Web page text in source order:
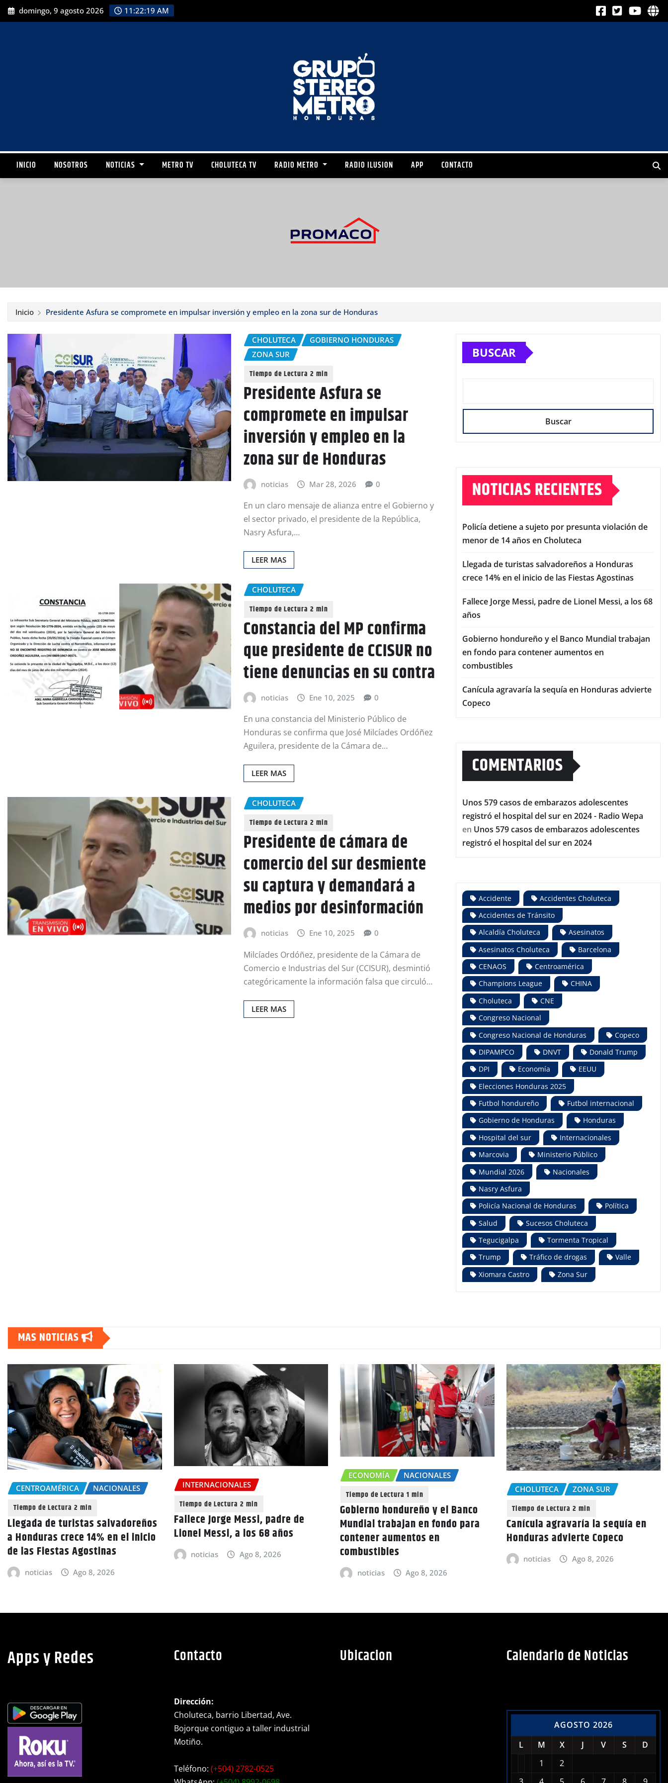
domingo, 9 agosto 2026 11:22:20 AM
INICIO NOSOTROS NOTICIAS METRO TV CHOLUTECA TV RADIO METRO RADIO ILUSION APP CONTACTO
Inicio Presidente Asfura se compromete en impulsar inversión y empleo en la zona sur de Honduras
CHOLUTECA
GOBIERNO HONDURAS
ZONA SUR
Presidente Asfura se
compromete en impulsar
inversión y empleo en la
zona sur de Honduras
noticias Mar 28, 2026 0
En un claro mensaje de alianza entre el Gobierno y
el sector privado, el presidente de la República,
Nasry Asfura,…
LEER MAS
CHOLUTECA
Constancia del MP confirma
que presidente de CCISUR no
tiene denuncias en su contra
noticias Ene 10, 2025 0
En una constancia del Ministerio Público de
Honduras se confirma que José Milcíades Ordóñez
Aguilera, presidente de la Cámara de…
LEER MAS
CHOLUTECA
Presidente de cámara de
comercio del sur desmiente
su captura y demandará a
medios por desinformación
noticias Ene 10, 2025 0
Milcíades Ordóñez, presidente de la Cámara de
Comercio e Industrias del Sur (CCISUR), desmintió
categóricamente la información falsa que circuló…
LEER MAS
BUSCAR
Buscar
NOTICIAS RECIENTES
Policía detiene a sujeto por presunta violación de
menor de 14 años en Choluteca
Llegada de turistas salvadoreños a Honduras
crece 14% en el inicio de las Fiestas Agostinas
Fallece Jorge Messi, padre de Lionel Messi, a los 68
años
Gobierno hondureño y el Banco Mundial trabajan
en fondo para contener aumentos en
combustibles
Canícula agravaría la sequía en Honduras advierte
Copeco
COMENTARIOS
Unos 579 casos de embarazos adolescentes
registró el hospital del sur en 2024 - Radio Wepa
en Unos 579 casos de embarazos adolescentes
registró el hospital del sur en 2024
Accidente
Accidentes Choluteca
Accidentes de Tránsito
Alcaldía Choluteca
Asesinatos
Asesinatos Choluteca
Barcelona
CENAOS
Centroamérica
Champions League
CHINA
Choluteca
CNE
Congreso Nacional
Congreso Nacional de Honduras
Copeco
DIPAMPCO
DNVT
Donald Trump
DPI
Economía
EEUU
Elecciones Honduras 2025
Futbol hondureño
Futbol internacional
Gobierno de Honduras
Honduras
Hospital del sur
Internacionales
Marcovia
Ministerio Público
Mundial 2026
Nacionales
Nasry Asfura
Policía Nacional de Honduras
Política
Salud
Sucesos Choluteca
Tegucigalpa
Tormenta Tropical
Trump
Tráfico de drogas
Valle
Xiomara Castro
Zona Sur
MAS NOTICIAS
CENTROAMÉRICA NACIONALES
Llegada de turistas salvadoreños
a Honduras crece 14% en el inicio
de las Fiestas Agostinas
noticias Ago 8, 2026
INTERNACIONALES
Fallece Jorge Messi, padre de
Lionel Messi, a los 68 años
noticias Ago 8, 2026
ECONOMÍA NACIONALES
Gobierno hondureño y el Banco
Mundial trabajan en fondo para
contener aumentos en
combustibles
noticias Ago 8, 2026
CHOLUTECA ZONA SUR
Canícula agravaría la sequía en
Honduras advierte Copeco
noticias Ago 8, 2026
Apps y Redes Contacto
Dirección:
Choluteca, barrio Libertad, Ave.
Bojorque contiguo a taller industrial
Motiño.
Teléfono: (+504) 2782-0525
Ubicacion Calendario de Noticias
AGOSTO 2026
L
M X J V S
D
1
2